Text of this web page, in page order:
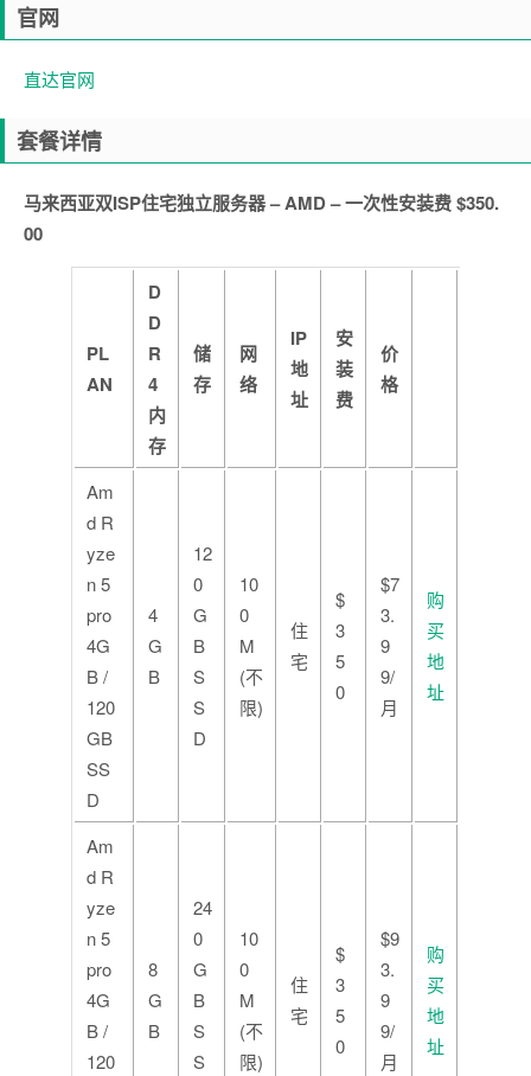
官网
直达官网
套餐详情
马来西亚双ISP住宅独立服务器 – AMD – 一次性安装费 $350.
00
PL
AN
D
D
R
4
内
存
储
存
网
络
IP
地
址
安
装
费
价
格
Am
d R
yze
n 5
pro
4G
B /
120
GB
SS
D
4
G
B
12
0
G
B
S
S
D
10
0
M
(不
限)
住
宅
$
3
5
0
$7
3.
9
9/
月
购
买
地
址
Am
d R
yze
n 5
pro
4G
B /
120
8
G
B
24
0
G
B
S
S
10
0
M
(不
限)
住
宅
$
3
5
0
$9
3.
9
9/
月
购
买
地
址